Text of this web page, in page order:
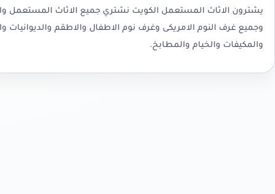
يشترون الاثاث المستعمل الكويت نشتري جميع الاثاث المستعمل
وجميع غرف النوم الامريكى وغرف نوم الاطفال والاطقم والديوانيات
والمكيفات والخيام والمطابخ.